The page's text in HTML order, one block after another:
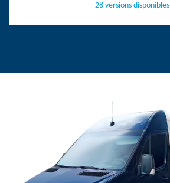
28 versions disponibles